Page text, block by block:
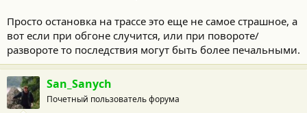
Просто остановка на трассе это еще не самое страшное, а
вот если при обгоне случится, или при повороте/
развороте то последствия могут быть более печальными.
San_Sanych
Почетный пользователь форума